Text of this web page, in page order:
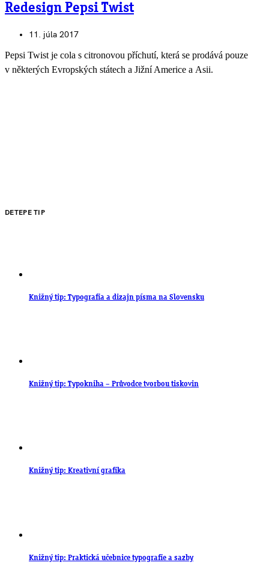
Redesign Pepsi Twist
11. júla 2017
Pepsi Twist je cola s citronovou příchutí, která se prodává pouze
v některých Evropských státech a Jižní Americe a Asii.
DETEPE TIP
Knižný tip: Typografia a dizajn písma na Slovensku
Knižný tip: Typokniha – Průvodce tvorbou tiskovin
Knižný tip: Kreativní grafika
Knižný tip: Praktická učebnice typografie a sazby